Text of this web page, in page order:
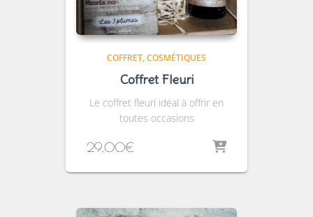
COFFRET COSMÉTIQUES
Coffret Fleuri
Le coffret fleuri idéal à offrir en
toutes occasions
29,00€